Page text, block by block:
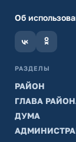
Об
РАЗДЕЛЫ
РАЙОН
ГЛАВА
ДУМА